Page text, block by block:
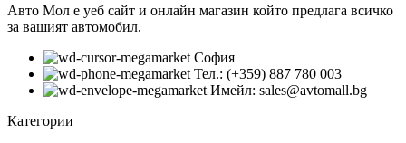
Авто Мол е уеб сайт и онлайн магазин който предлага всичко
за вашият автомобил.
София
Тел.: (+359) 887 780 003
Имейл: sales@avtomall.bg
Категории